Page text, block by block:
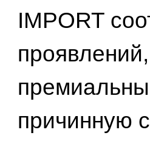
IMPORT
причинную